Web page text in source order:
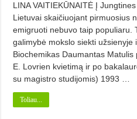
LINA VAITIEKŪNAITĖ Į
Lietuvai skaičiuojant pirmuosius
emigruoti nebuvo taip populiaru.
galimybė mokslo siekti užsienyje
Biochemikas Daumantas
E. Lovrien kvietimą ir po
su magistro studijomis) 1993 …
Toliau...